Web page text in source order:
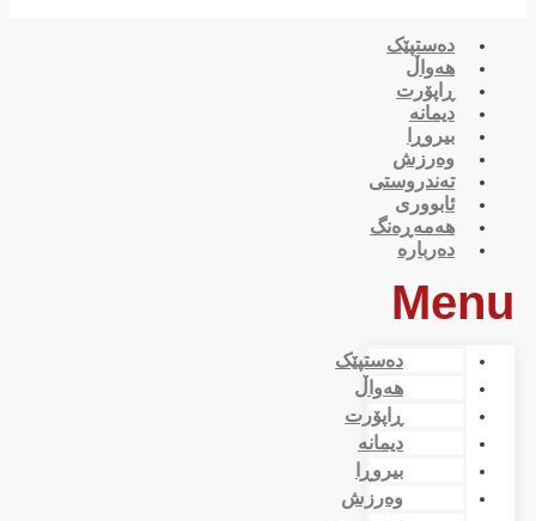
دەستپێک
هەواڵ
ڕاپۆرت
دیمانە
بیروڕا
وەرزش
تەندروستی
ئابووری
هەمەڕەنگ
دەربارە
Menu
دەستپێک
هەواڵ
ڕاپۆرت
دیمانە
بیروڕا
وەرزش